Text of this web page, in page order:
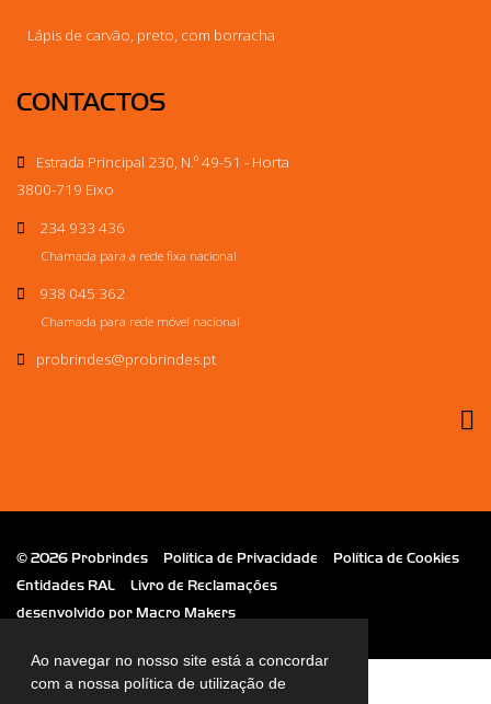
Ao navegar no nosso site está a concordar
com a nossa política de utilização de
Lápis de carvão, preto, com borracha
CONTACTOS
Estrada Principal 230, N.º 49-51 - Horta
3800-719 Eixo
234 933 436
Chamada para a rede fixa nacional
938 045 362
Chamada para rede móvel nacional
probrindes@probrindes.pt
© 2026 Probrindes Política de Privacidade
Política de Cookies
Entidades RAL
Livro de Reclamações
desenvolvido por Macro Makers